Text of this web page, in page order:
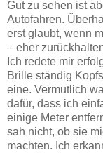
Gut zu sehen ist
Autofahren.
erst glaubt, wenn
– eher
Ich redete mir
Brille ständig
eine. Vermutlich
dafür, dass ich
einige Meter
sah nicht, ob sie
machten. Ich